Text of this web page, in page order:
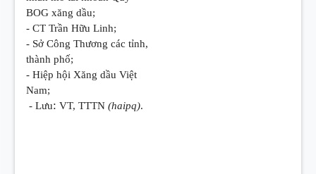
BOG xăng dầu;
- CT Trần Hữu Linh;
- Sở Công Thương các tỉnh,
thành phố;
- Hiệp hội Xăng dầu Việt
Nam;
- Lưu: VT, TTTN (haipq).